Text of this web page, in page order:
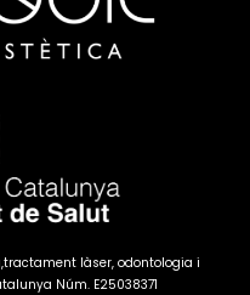
làser, odontologia i
Núm. E25038371